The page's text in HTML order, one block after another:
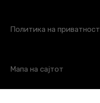
Политика на приватност
Мапа на сајтот